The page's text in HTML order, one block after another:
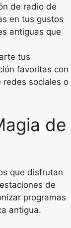
de radio de
en tus gustos
antiguas que
tus
favoritas con
redes sociales o
de
que disfrutan
de
programas
antigua.